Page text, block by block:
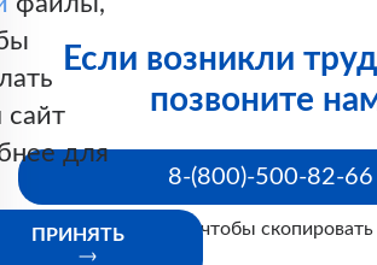
Если возникли
позвоните
8-(800)-500-82-66
Нажмите, чтобы
для
ПРИНЯТЬ